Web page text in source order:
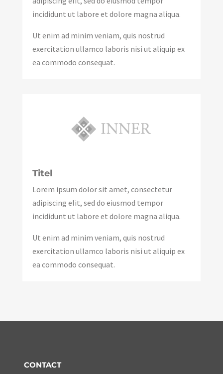
incididunt ut labore et dolore magna aliqua.
Ut enim ad minim veniam, quis nostrud
exercitation ullamco laboris nisi ut aliquip ex
ea commodo consequat.
Titel
Lorem ipsum dolor sit amet, consectetur
adipiscing elit, sed do eiusmod tempor
incididunt ut labore et dolore magna aliqua.
Ut enim ad minim veniam, quis nostrud
exercitation ullamco laboris nisi ut aliquip ex
ea commodo consequat.
CONTACT